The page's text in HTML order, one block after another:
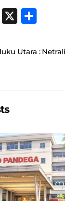
W X
ar
Utara :